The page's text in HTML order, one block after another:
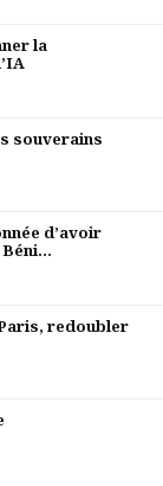
la
souverains
d’avoir
redoubler